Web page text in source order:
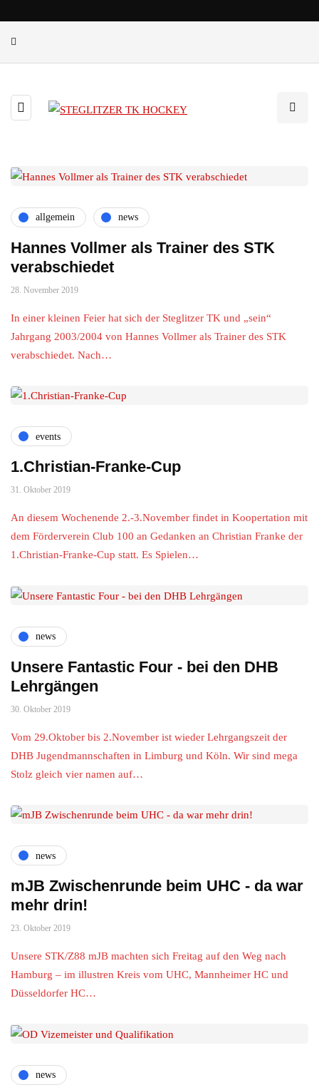
allgemein news
Hannes Vollmer als Trainer des STK
verabschiedet
28. November 2019
In einer kleinen Feier hat sich der Steglitzer TK und „sein“
Jahrgang 2003/2004 von Hannes Vollmer als Trainer des STK
verabschiedet. Nach…
events
1.Christian-Franke-Cup
31. Oktober 2019
An diesem Wochenende 2.-3.November findet in Koopertation mit
dem Förderverein Club 100 an Gedanken an Christian Franke der
1.Christian-Franke-Cup statt. Es Spielen…
news
Unsere Fantastic Four - bei den DHB
Lehrgängen
30. Oktober 2019
Vom 29.Oktober bis 2.November ist wieder Lehrgangszeit der
DHB Jugendmannschaften in Limburg und Köln. Wir sind mega
Stolz gleich vier namen auf…
news
mJB Zwischenrunde beim UHC - da war
mehr drin!
23. Oktober 2019
Unsere STK/Z88 mJB machten sich Freitag auf den Weg nach
Hamburg – im illustren Kreis vom UHC, Mannheimer HC und
Düsseldorfer HC…
news